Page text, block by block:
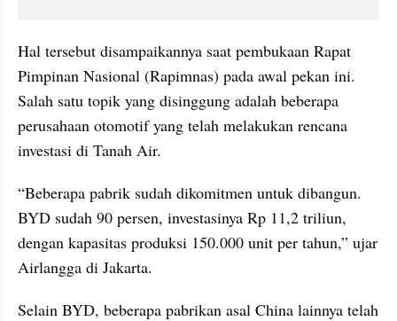
Hal tersebut disampaikannya saat pembukaan Rapat
Pimpinan Nasional (Rapimnas) pada awal pekan ini.
Salah satu topik yang disinggung adalah beberapa
perusahaan otomotif yang telah melakukan rencana
investasi di Tanah Air.
“Beberapa pabrik sudah dikomitmen untuk dibangun.
BYD sudah 90 persen, investasinya Rp 11,2 triliun,
dengan kapasitas produksi 150.000 unit per tahun,” ujar
Airlangga di Jakarta.
Selain BYD, beberapa pabrikan asal China lainnya telah